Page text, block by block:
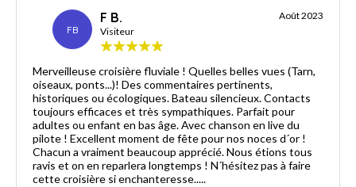
FB
F B.
Visiteur
Août 2023
Merveilleuse croisière fluviale ! Quelles belles vues (Tarn,
oiseaux, ponts...)! Des commentaires pertinents,
historiques ou écologiques. Bateau silencieux. Contacts
toujours efficaces et très sympathiques. Parfait pour
adultes ou enfant en bas âge. Avec chanson en live du
pilote ! Excellent moment de fête pour nos noces d´or !
Chacun a vraiment beaucoup apprécié. Nous étions tous
ravis et on en reparlera longtemps ! N´hésitez pas à faire
cette croisière si enchanteresse.....